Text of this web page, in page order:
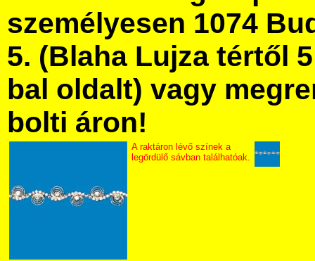
személyesen 1074
5. (Blaha Lujza tértől
bal oldalt) vagy
bolti áron!
A raktáron lévő színek a
legördülő sávban találhatóak.